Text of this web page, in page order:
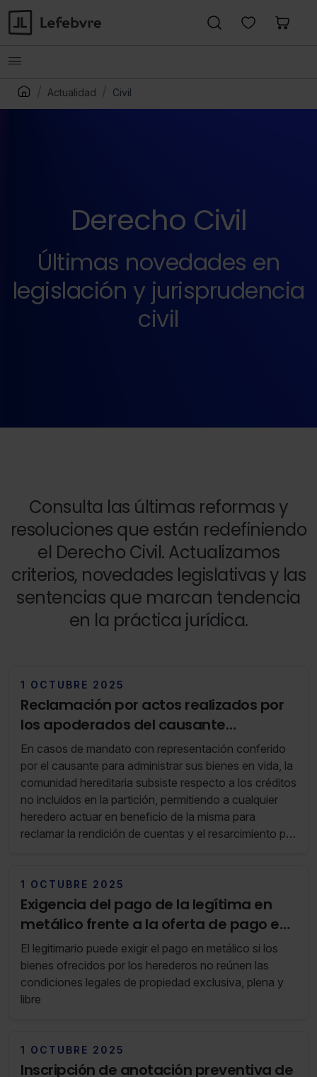
Actualidad Civil
Derecho Civil
Últimas novedades en
legislación y jurisprudencia
civil
Consulta las últimas reformas y
resoluciones que están redefiniendo
el Derecho Civil. Actualizamos
criterios, novedades legislativas y las
sentencias que marcan tendencia
en la práctica jurídica.
1 OCTUBRE 2025
Reclamación por actos realizados por
los apoderados del causante
excediendo su mandato
En casos de mandato con representación conferido
por el causante para administrar sus bienes en vida, la
comunidad hereditaria subsiste respecto a los créditos
no incluidos en la partición, permitiendo a cualquier
heredero actuar en beneficio de la misma para
reclamar la rendición de cuentas y el resarcimiento por
realizadas en interés del mandante
1 OCTUBRE 2025
Exigencia del pago de la legítima en
metálico frente a la oferta de pago en
bienes
El legitimario puede exigir el pago en metálico si los
bienes ofrecidos por los herederos no reúnen las
condiciones legales de propiedad exclusiva, plena y
libre
1 OCTUBRE 2025
Inscripción de anotación preventiva de